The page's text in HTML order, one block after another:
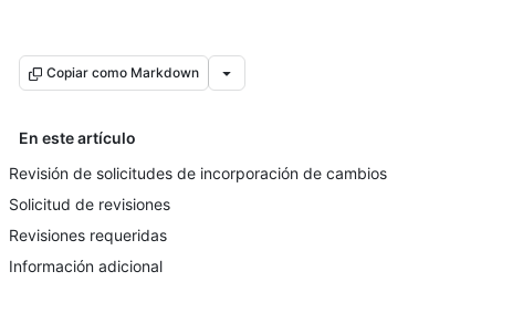
Copiar como Markdown
En este artículo
Revisión de solicitudes de incorporación de cambios
Solicitud de revisiones
Revisiones requeridas
Información adicional